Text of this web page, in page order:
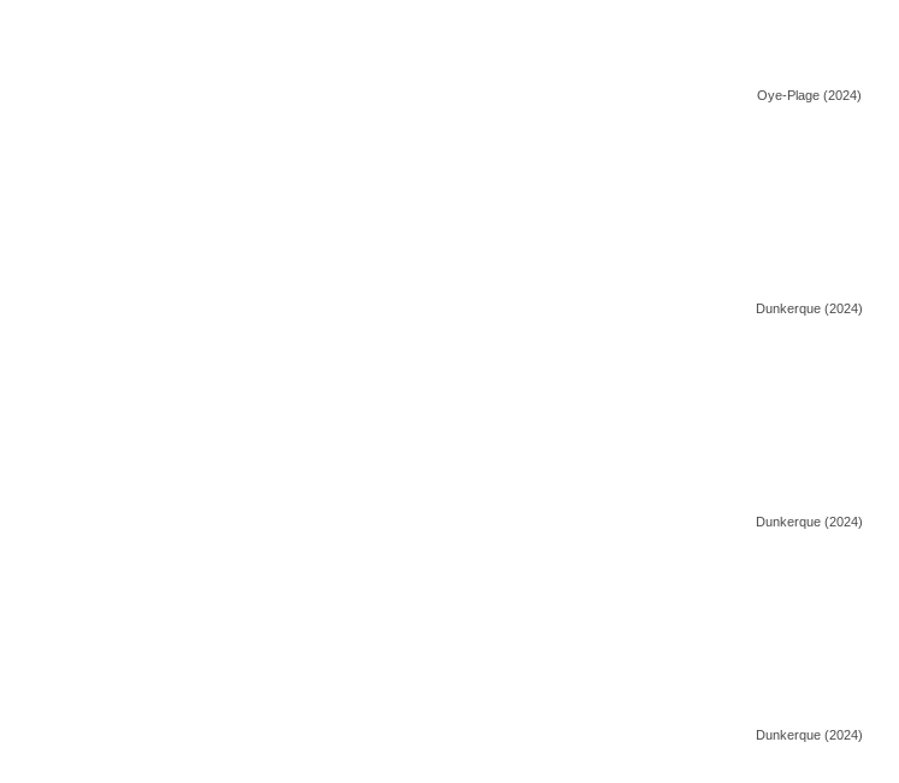
Oye-Plage (2024)
Dunkerque (2024)
Dunkerque (2024)
Dunkerque (2024)